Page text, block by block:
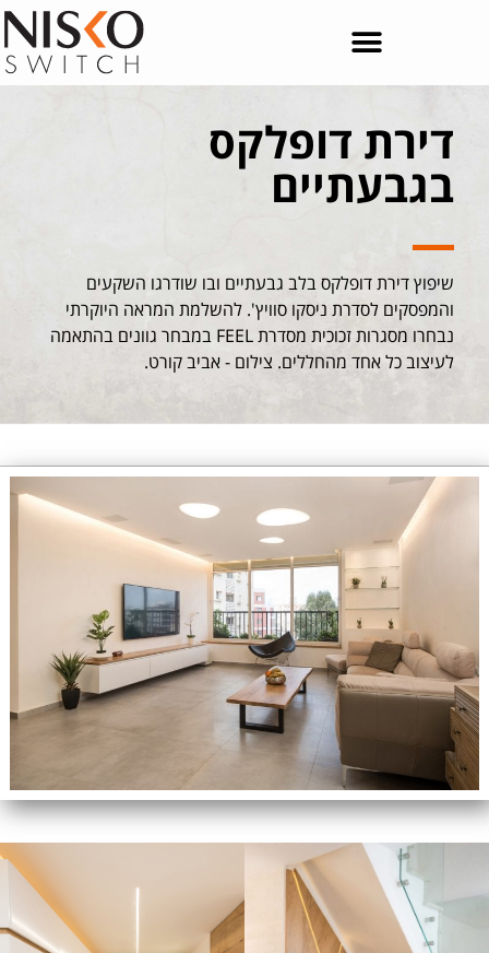
דירת דופלקס
בגבעתיים
שיפוץ דירת דופלקס בלב גבעתיים ובו שודרגו השקעים
והמפסקים לסדרת ניסקו סוויץ'. להשלמת המראה היוקרתי
נבחרו מסגרות זכוכית מסדרת FEEL במבחר גוונים בהתאמה
לעיצוב כל אחד מהחללים. צילום - אביב קורט.